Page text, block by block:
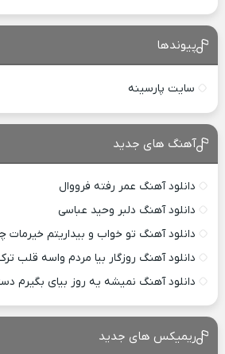
پیوندها
سایت پارسینه
آهنگ های جدید
دانلود آهنگ عمر رفته فرووال
دانلود آهنگ دلبر وحید عباسی
دانلود آهنگ تو خواب و بیداریتم خیرمات
دانلود آهنگ روزگار بیا مردم واسه قلب
دانلود آهنگ نمیشه یه روز بیای بگیرم
ریمیکس های جدید